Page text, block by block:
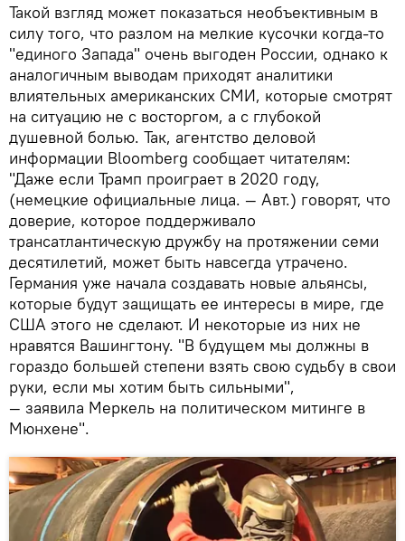
Такой взгляд может показаться необъективным в
силу того, что разлом на мелкие кусочки когда-то
"единого Запада" очень выгоден России, однако к
аналогичным выводам приходят аналитики
влиятельных американских СМИ, которые смотрят
на ситуацию не с восторгом, а с глубокой
душевной болью. Так, агентство деловой
информации Bloomberg сообщает читателям:
"Даже если Трамп проиграет в 2020 году,
(немецкие официальные лица. — Авт.) говорят, что
доверие, которое поддерживало
трансатлантическую дружбу на протяжении семи
десятилетий, может быть навсегда утрачено.
Германия уже начала создавать новые альянсы,
которые будут защищать ее интересы в мире, где
США этого не сделают. И некоторые из них не
нравятся Вашингтону. "В будущем мы должны в
гораздо большей степени взять свою судьбу в свои
руки, если мы хотим быть сильными",
— заявила Меркель на политическом митинге в
Мюнхене".